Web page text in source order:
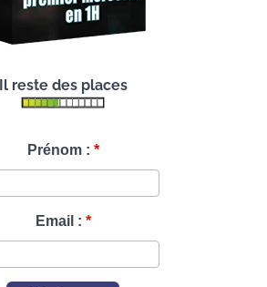
Il reste des places
Prénom :
Email :